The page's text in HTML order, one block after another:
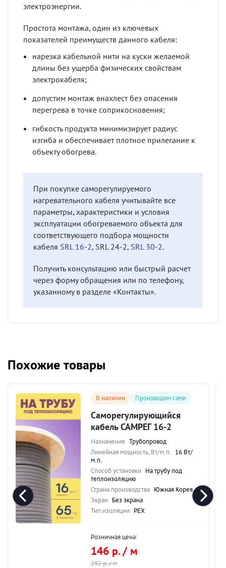
электроэнергии.
Простота монтажа, один из ключевых
показателей преимуществ данного кабеля:
нарезка кабельной нити на куски желаемой
длины без ущерба физических свойствам
электрокабеля;
допустим монтаж внахлест без опасения
перегрева в точке соприкосновения;
гибкость продукта минимизирует радиус
изгиба и обеспечивает плотное прилегание к
объекту обогрева.
При покупке саморегулируемого
нагревательного кабеля учитывайте все
параметры, характеристики и условия
эксплуатации обогреваемого объекта для
соответствующего подбора мощности
кабеля SRL 16-2, SRL 24-2, SRL 30-2.
Получить консультацию или быстрый расчет
через форму обращения или по телефону,
указанному в разделе «Контакты».
Похожие товары
В наличии Производим сами
Саморегулирующийся
кабель САМРЕГ 16-2
Назначение Трубопровод
Линейная мощность, Вт/м.п. 16 Вт/
м.п.
Способ установки На трубу под
теплоизоляцию
Страна производства Южная Корея
Экран Без экрана
Тип изоляции PEX
Розничная цена:
146 р. / м
292 р. / м